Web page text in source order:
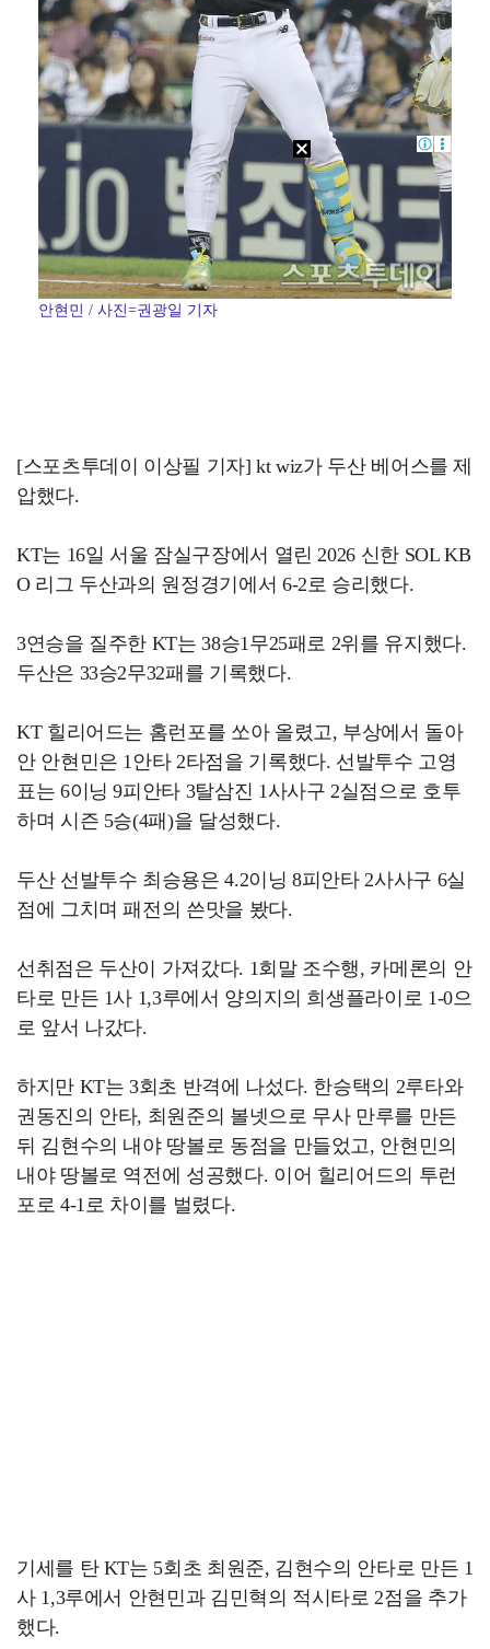
안현민 / 사진=권광일 기자
[스포츠투데이 이상필 기자] kt wiz가 두산 베어스를 제
압했다.
KT는 16일 서울 잠실구장에서 열린 2026 신한 SOL KB
O 리그 두산과의 원정경기에서 6-2로 승리했다.
3연승을 질주한 KT는 38승1무25패로 2위를 유지했다.
두산은 33승2무32패를 기록했다.
KT 힐리어드는 홈런포를 쏘아 올렸고, 부상에서 돌아
안 안현민은 1안타 2타점을 기록했다. 선발투수 고영
표는 6이닝 9피안타 3탈삼진 1사사구 2실점으로 호투
하며 시즌 5승(4패)을 달성했다.
두산 선발투수 최승용은 4.2이닝 8피안타 2사사구 6실
점에 그치며 패전의 쓴맛을 봤다.
선취점은 두산이 가져갔다. 1회말 조수행, 카메론의 안
타로 만든 1사 1,3루에서 양의지의 희생플라이로 1-0으
로 앞서 나갔다.
하지만 KT는 3회초 반격에 나섰다. 한승택의 2루타와
권동진의 안타, 최원준의 볼넷으로 무사 만루를 만든
뒤 김현수의 내야 땅볼로 동점을 만들었고, 안현민의
내야 땅볼로 역전에 성공했다. 이어 힐리어드의 투런
포로 4-1로 차이를 벌렸다.
기세를 탄 KT는 5회초 최원준, 김현수의 안타로 만든 1
사 1,3루에서 안현민과 김민혁의 적시타로 2점을 추가
했다.